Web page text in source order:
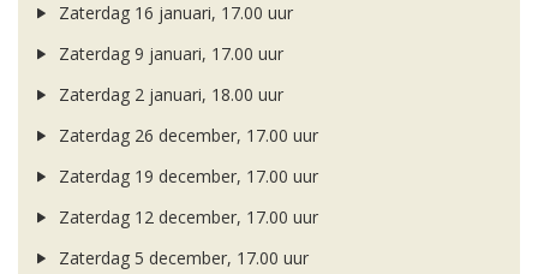
Zaterdag 16 januari, 17.00 uur
Zaterdag 9 januari, 17.00 uur
Zaterdag 2 januari, 18.00 uur
Zaterdag 26 december, 17.00 uur
Zaterdag 19 december, 17.00 uur
Zaterdag 12 december, 17.00 uur
Zaterdag 5 december, 17.00 uur